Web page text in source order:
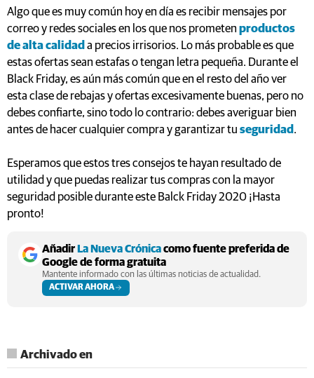
Algo que es muy común hoy en día es recibir mensajes por
correo y redes sociales en los que nos prometen productos
de alta calidad a precios irrisorios. Lo más probable es que
estas ofertas sean estafas o tengan letra pequeña. Durante el
Black Friday, es aún más común que en el resto del año ver
esta clase de rebajas y ofertas excesivamente buenas, pero no
debes confiarte, sino todo lo contrario: debes averiguar bien
antes de hacer cualquier compra y garantizar tu seguridad .
Esperamos que estos tres consejos te hayan resultado de
utilidad y que puedas realizar tus compras con la mayor
seguridad posible durante este Balck Friday 2020 ¡Hasta
pronto!
AñadirLa Nueva Crónicacomo fuente preferida de
Google de forma gratuita
Mantente informado con las últimas noticias de actualidad.
ACTIVAR AHORA
Archivado en